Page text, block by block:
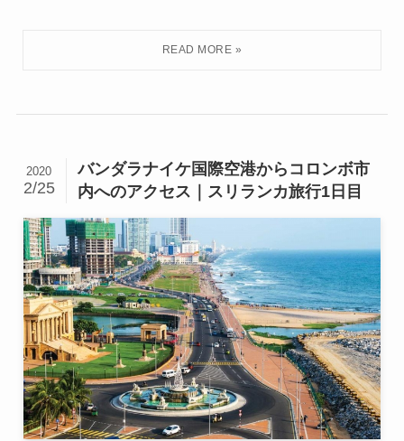
バンダラナイケ国際空港からコロンボ市
内へのアクセス｜スリランカ旅行1日目
2020
2/25